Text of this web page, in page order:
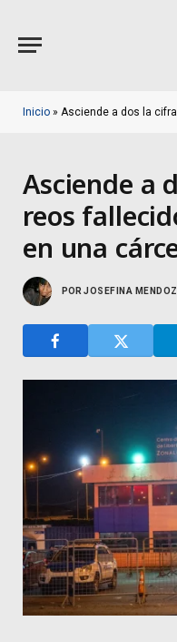
Inicio » Asciende a dos la cifra de
Asciende a
reos
en una
POR JOSEFINA